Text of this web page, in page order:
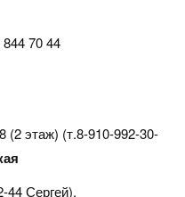
70 44
этаж) (т.8-910-992-30-
44 Сергей).